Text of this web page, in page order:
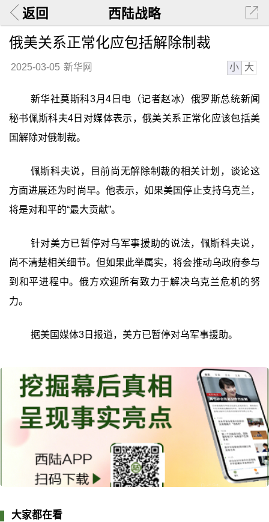
返回 西陆战略
俄美关系正常化应包括解除制裁
2025-03-05 新华网 小 大
新华社莫斯科3月4日电（记者赵冰）俄罗斯总统新闻
秘书佩斯科夫4日对媒体表示，俄美关系正常化应该包括美
国解除对俄制裁。
佩斯科夫说，目前尚无解除制裁的相关计划，谈论这
方面进展还为时尚早。他表示，如果美国停止支持乌克兰，
将是对和平的“最大贡献”。
针对美方已暂停对乌军事援助的说法，佩斯科夫说，
尚不清楚相关细节。但如果此举属实，将会推动乌政府参与
到和平进程中。俄方欢迎所有致力于解决乌克兰危机的努
力。
据美国媒体3日报道，美方已暂停对乌军事援助。
大家都在看